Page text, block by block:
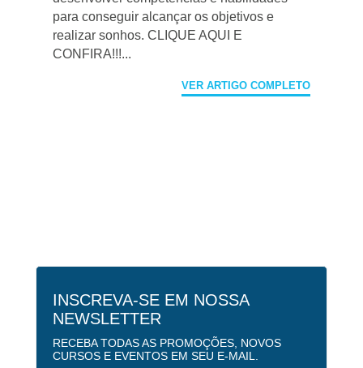
para conseguir alcançar os objetivos e
realizar sonhos. CLIQUE AQUI E
CONFIRA!!!...
VER ARTIGO COMPLETO
INSCREVA-SE EM NOSSA
NEWSLETTER
RECEBA TODAS AS PROMOÇÕES, NOVOS
CURSOS E EVENTOS EM SEU E-MAIL.